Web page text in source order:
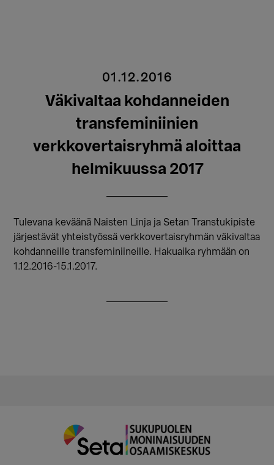
01.12.2016
Väkivaltaa kohdanneiden
transfeminiinien
verkkovertaisryhmä aloittaa
helmikuussa 2017
Tulevana keväänä Naisten Linja ja Setan Transtukipiste
järjestävät yhteistyössä verkkovertaisryhmän väkivaltaa
kohdanneille transfeminiineille. Hakuaika ryhmään on
1.12.2016-15.1.2017.